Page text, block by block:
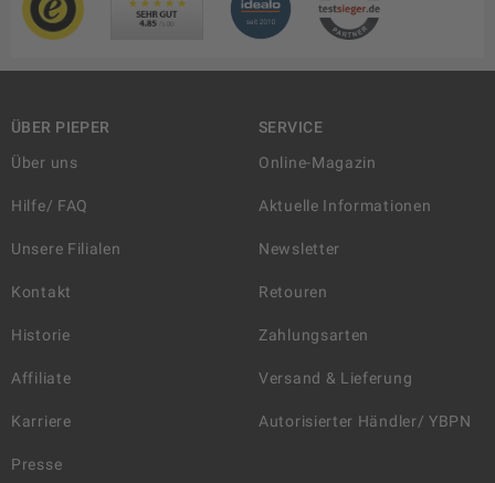
ÜBER PIEPER
Über uns
Hilfe/ FAQ
Unsere Filialen
Kontakt
Historie
Affiliate
Karriere
Presse
SERVICE
Online-Magazin
Aktuelle Informationen
Newsletter
Retouren
Zahlungsarten
Versand & Lieferung
Autorisierter Händler/ YBPN